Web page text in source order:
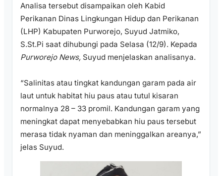
Analisa tersebut disampaikan oleh Kabid
Perikanan Dinas Lingkungan Hidup dan Perikanan
(LHP) Kabupaten Purworejo, Suyud Jatmiko,
S.St.Pi saat dihubungi pada Selasa (12/9). Kepada
Purworejo News, Suyud menjelaskan analisanya.
“Salinitas atau tingkat kandungan garam pada air
laut untuk habitat hiu paus atau tutul kisaran
normalnya 28 – 33 promil. Kandungan garam yang
meningkat dapat menyebabkan hiu paus tersebut
merasa tidak nyaman dan meninggalkan areanya,”
jelas Suyud.